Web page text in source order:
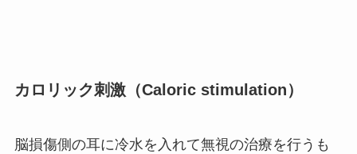
カロリック刺激（Caloric stimulation）
脳損傷側の耳に冷水を入れて無視の治療を行うも